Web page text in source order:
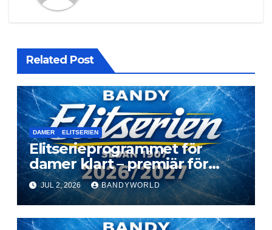
Related Post
DAMER ELITSERIEN
Elitserieprogrammet för
damer klart – premiär för
Next Level
JUL 2, 2026 BANDYWORLD